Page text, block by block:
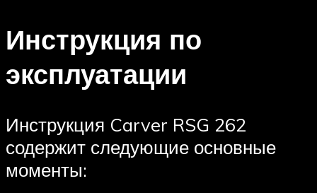
Инструкция по
эксплуатации
Инструкция Carver RSG 262
содержит следующие основные
моменты: